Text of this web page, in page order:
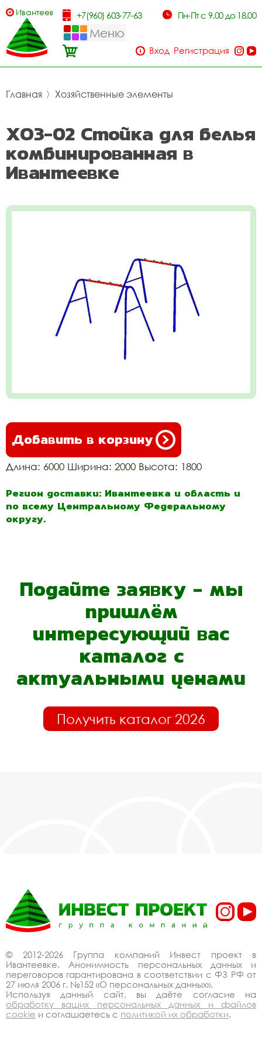
Ивантеевка +7(960) 603-77-63 Пн-Пт с 9.00 до 18.00
Меню
Вход Регистрация
Главная 〉 Хозяйственные элементы
ХОЗ-02 Стойка для белья
комбинированная в
Ивантеевке
Добавить в корзину
Длина: 6000 Ширина: 2000 Высота: 1800
Регион доставки: Ивантеевка и область и
по всему Центральному Федеральному
округу.
Подайте заявку - мы
пришлём
интересующий вас
каталог с
актуальными ценами
Получить каталог 2026
© 2012-2026 Группа компаний Инвест проект в
Ивантеевке. Анонимность персональных данных и
переговоров гарантирована в соответствии с ФЗ РФ от
27 июля 2006 г. №152 «О персональных данных».
Используя данный сайт, вы даёте согласие на
обработку ваших персональных данных и файлов
cookie и соглашаетесь с политикой их обработки.